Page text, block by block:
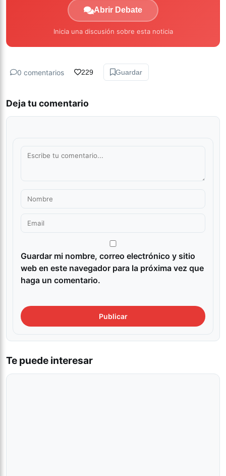
Abrir Debate
Inicia una discusión sobre esta noticia
0 comentarios 229 Guardar
Deja tu comentario
Guardar mi nombre, correo electrónico y sitio
web en este navegador para la próxima vez que
haga un comentario.
Te puede interesar